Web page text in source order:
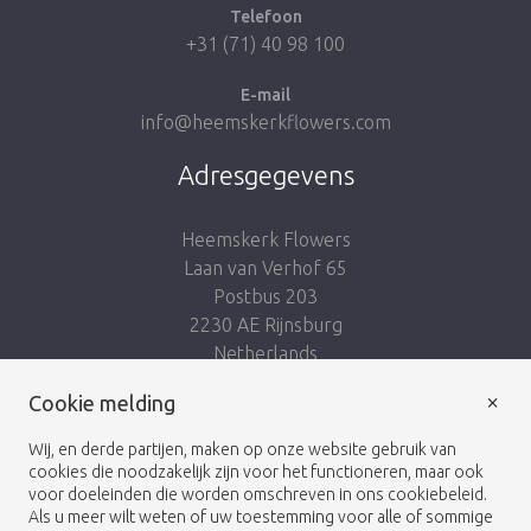
Telefoon
+31 (71) 40 98 100
E-mail
info@heemskerkflowers.com
Adresgegevens
Heemskerk Flowers
Laan van Verhof 65
Postbus 203
2230 AE Rijnsburg
Netherlands
Cookie melding
Wij, en derde partijen, maken op onze website gebruik van
cookies die noodzakelijk zijn voor het functioneren, maar ook
voor doeleinden die worden omschreven in ons cookiebeleid.
Als u meer wilt weten of uw toestemming voor alle of sommige
×